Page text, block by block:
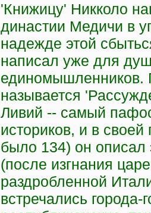
'Книжицу' Никколо
династии Медичи в
надежде этой
написал уже для
единомышленников.
называется
Ливий -- самый
историков, и в
было 134) он описал
(после изгнания
раздробленной
встречались города-